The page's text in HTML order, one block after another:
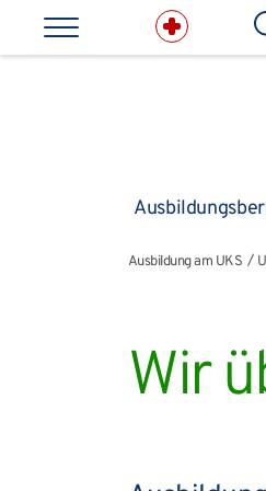
Direkt zum Inhalt springen
Ausbildung am UKS
Ausbildung am UKS
Wir